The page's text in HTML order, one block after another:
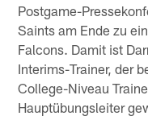
Postgame-
Saints am Ende zu
Falcons. Damit ist
Interims-Trainer, der
College-Niveau
Hauptübungsleiter